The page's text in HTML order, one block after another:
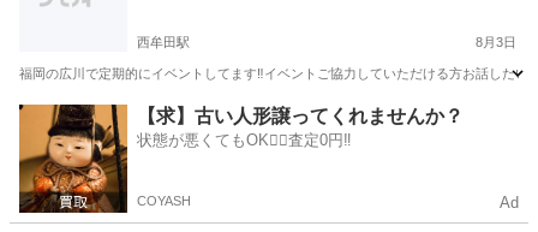
西牟田駅 8月3日
福岡の広川で定期的にイベントしてます‼️イベントご協力していただける方お話したい
福岡 八女郡 西牟田駅 地域/お祭り ブース
【求】古い人形譲ってくれませんか？
状態が悪くてもOK🙆‍♀️査定0円‼️
COYASH Ad